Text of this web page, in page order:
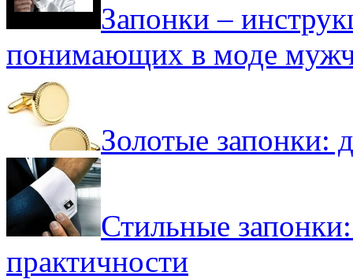
Запонки –
понимающих в моде
Золотые запонки:
Стильные
практичности